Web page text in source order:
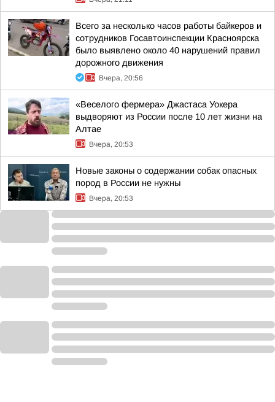
Всего за несколько часов работы байкеров и
сотрудников Госавтоинспекции Красноярска
было выявлено около 40 нарушений правил
дорожного движения
Вчера, 20:56
«Веселого фермера» Джастаса Уокера
выдворяют из России после 10 лет жизни на
Алтае
Вчера, 20:53
Новые законы о содержании собак опасных
пород в России не нужны
Вчера, 20:53